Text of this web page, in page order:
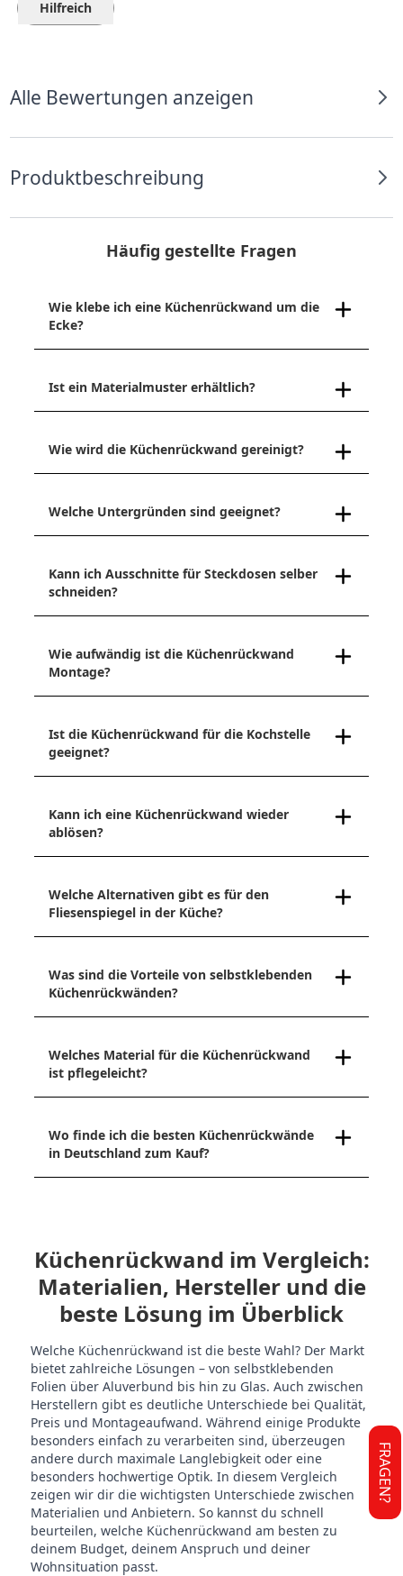
Hilfreich
Alle Bewertungen anzeigen
Produktbeschreibung
Häufig gestellte Fragen
Wie klebe ich eine Küchenrückwand um die
Ecke?
Ist ein Materialmuster erhältlich?
Wie wird die Küchenrückwand gereinigt?
Welche Untergründen sind geeignet?
Kann ich Ausschnitte für Steckdosen selber
schneiden?
Wie aufwändig ist die Küchenrückwand
Montage?
Ist die Küchenrückwand für die Kochstelle
geeignet?
Kann ich eine Küchenrückwand wieder
ablösen?
Welche Alternativen gibt es für den
Fliesenspiegel in der Küche?
Was sind die Vorteile von selbstklebenden
Küchenrückwänden?
Welches Material für die Küchenrückwand
ist pflegeleicht?
Wo finde ich die besten Küchenrückwände
in Deutschland zum Kauf?
Küchenrückwand im Vergleich:
Materialien, Hersteller und die
beste Lösung im Überblick
Welche Küchenrückwand ist die beste Wahl? Der Markt
bietet zahlreiche Lösungen – von selbstklebenden
Folien über Aluverbund bis hin zu Glas. Auch zwischen
Herstellern gibt es deutliche Unterschiede bei Qualität,
Preis und Montageaufwand. Während einige Produkte
besonders einfach zu verarbeiten sind, überzeugen
andere durch maximale Langlebigkeit oder eine
besonders hochwertige Optik. In diesem Vergleich
zeigen wir dir die wichtigsten Unterschiede zwischen
Materialien und Anbietern. So kannst du schnell
beurteilen, welche Küchenrückwand am besten zu
deinem Budget, deinem Anspruch und deiner
Wohnsituation passt.
FRAGEN?